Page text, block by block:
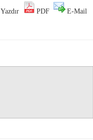
Yazdır PDF E-Mail